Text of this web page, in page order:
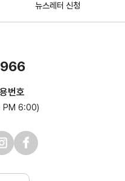
뉴스레터 신청
번호
PM 6:00)